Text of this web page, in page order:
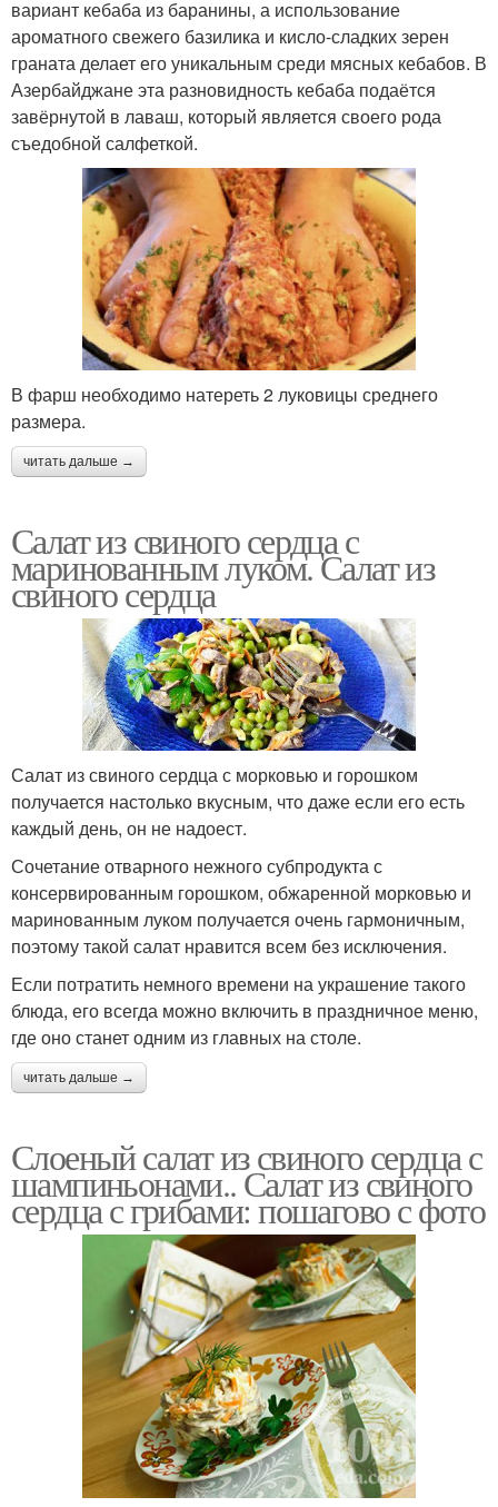
вариант кебаба из баранины, а использование
ароматного свежего базилика и кисло-сладких зерен
граната делает его уникальным среди мясных кебабов. В
Азербайджане эта разновидность кебаба подаётся
завёрнутой в лаваш, который является своего рода
съедобной салфеткой.
В фарш необходимо натереть 2 луковицы среднего
размера.
читать дальше →
Салат из свиного сердца с
маринованным луком. Салат из
свиного сердца
Салат из свиного сердца с морковью и горошком
получается настолько вкусным, что даже если его есть
каждый день, он не надоест.
Сочетание отварного нежного субпродукта с
консервированным горошком, обжаренной морковью и
маринованным луком получается очень гармоничным,
поэтому такой салат нравится всем без исключения.
Если потратить немного времени на украшение такого
блюда, его всегда можно включить в праздничное меню,
где оно станет одним из главных на столе.
читать дальше →
Слоеный салат из свиного сердца с
шампиньонами.. Салат из свиного
сердца с грибами: пошагово с фото